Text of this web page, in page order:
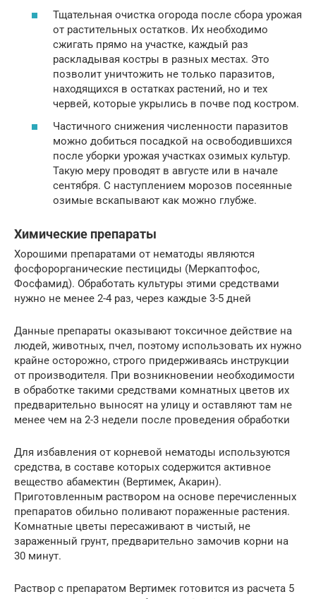
Тщательная очистка огорода после сбора урожая
от растительных остатков. Их необходимо
сжигать прямо на участке, каждый раз
раскладывая костры в разных местах. Это
позволит уничтожить не только паразитов,
находящихся в остатках растений, но и тех
червей, которые укрылись в почве под костром.
Частичного снижения численности паразитов
можно добиться посадкой на освободившихся
после уборки урожая участках озимых культур.
Такую меру проводят в августе или в начале
сентября. С наступлением морозов посеянные
озимые вскапывают как можно глубже.
Химические препараты
Хорошими препаратами от нематоды являются
фосфорорганические пестициды (Меркаптофос,
Фосфамид). Обработать культуры этими средствами
нужно не менее 2-4 раз, через каждые 3-5 дней
Данные препараты оказывают токсичное действие на
людей, животных, пчел, поэтому использовать их нужно
крайне осторожно, строго придерживаясь инструкции
от производителя. При возникновении необходимости
в обработке такими средствами комнатных цветов их
предварительно выносят на улицу и оставляют там не
менее чем на 2-3 недели после проведения обработки
Для избавления от корневой нематоды используются
средства, в составе которых содержится активное
вещество абамектин (Вертимек, Акарин).
Приготовленным раствором на основе перечисленных
препаратов обильно поливают пораженные растения.
Комнатные цветы пересаживают в чистый, не
зараженный грунт, предварительно замочив корни на
30 минут.
Раствор с препаратом Вертимек готовится из расчета 5